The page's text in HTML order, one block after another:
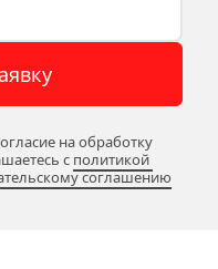
на обработку
c политикой
соглашению